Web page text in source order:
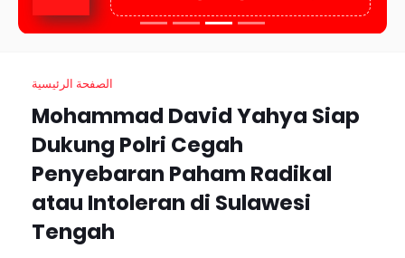
الصفحة الرئيسية
Mohammad David Yahya Siap
Dukung Polri Cegah
Penyebaran Paham Radikal
atau Intoleran di Sulawesi
Tengah